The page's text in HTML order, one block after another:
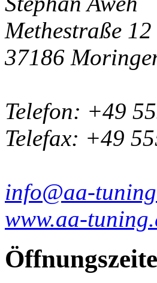
Methestraße
37186
Telefon: +49
Telefax: +49
info@aa-
www.aa-